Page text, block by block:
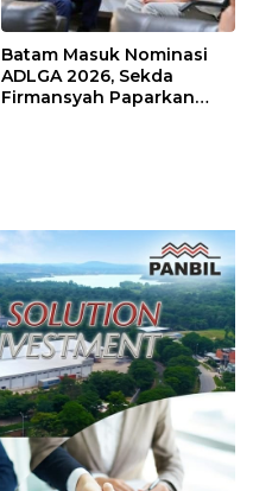
Batam Masuk Nominasi
ADLGA 2026, Sekda
Firmansyah Paparkan